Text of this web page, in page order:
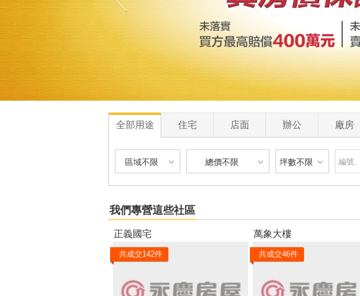
全部用途 住宅 店面 辦公 廠房
區域不限
台北市-大安區
台北市-大同區
總價不限
900 萬以下
1200 萬 - 1500 萬
1500 萬 - 2500 萬
坪數不限
坪數不限
30 坪 - 40 坪
我們專營這些社區
正義國宅
共成交142件
萬象大樓
共成交46件